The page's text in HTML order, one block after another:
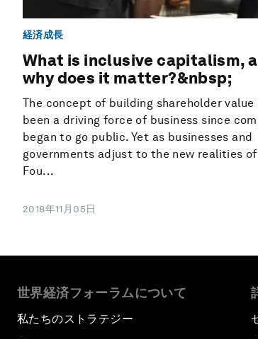
経済成長
What is inclusive capitalism,
why does it matter?&nbsp;
The concept of building shareholder value
been a driving force of business since
began to go public. Yet as businesses and
governments adjust to the new realities
Fou...
2018年11月05日
世界経済フォーラムについて
私たちのストラテジー